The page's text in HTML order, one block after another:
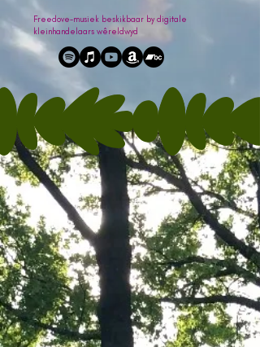
Freedove-musiek beskikbaar by digitale
kleinhandelaars wêreldwyd